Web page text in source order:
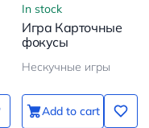
In stock
Игра Карточные
фокусы
Нескучные игры
Add to cart